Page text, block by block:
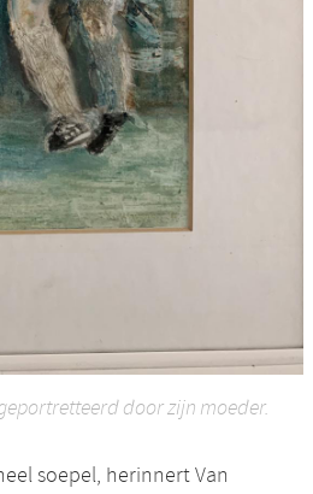
door zijn moeder.
soepel, herinnert Van